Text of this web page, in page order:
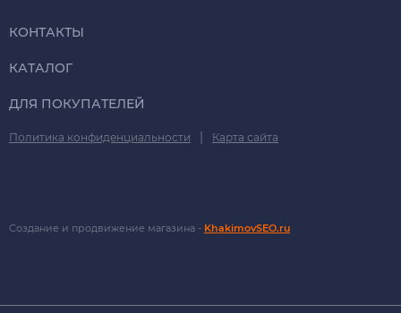
КОНТАКТЫ
КАТАЛОГ
ДЛЯ ПОКУПАТЕЛЕЙ
Политика конфиденциальности | Карта сайта
Создание и продвижение магазина - KhakimovSEO.ru